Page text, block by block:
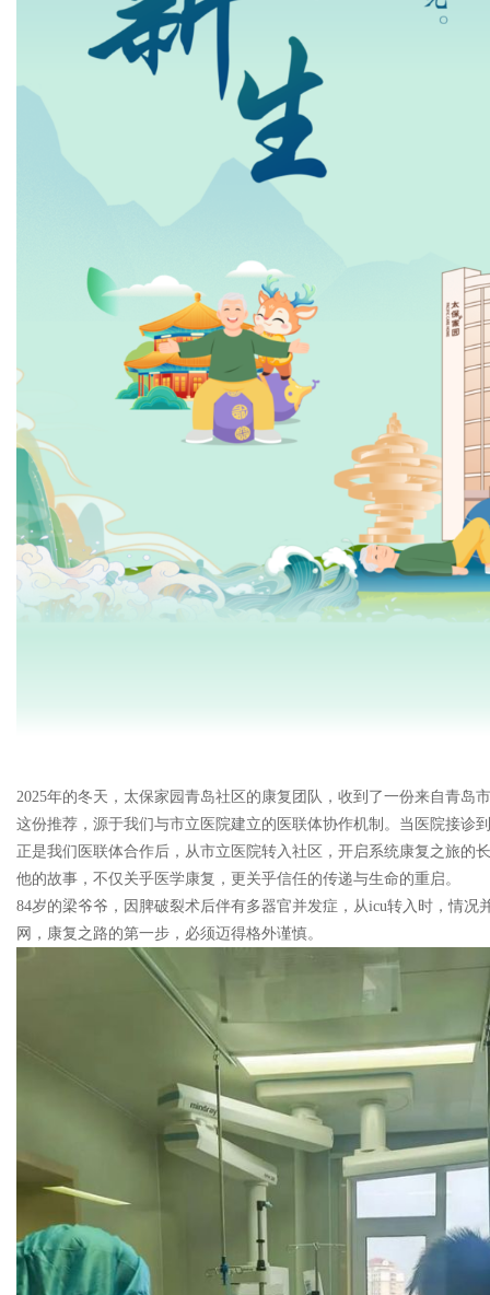
2025年的冬天，太保家园青岛社区的康复团队，收到了一份来自青岛
这份推荐，源于我们与市立医院建立的医联体协作机制。当医院接诊
正是我们医联体合作后，从市立医院转入社区，开启系统康复之旅的
他的故事，不仅关乎医学康复，更关乎信任的传递与生命的重启。
84岁的梁爷爷，因脾破裂术后伴有多器官并发症，从icu转入时，情
网，康复之路的第一步，必须迈得格外谨慎。